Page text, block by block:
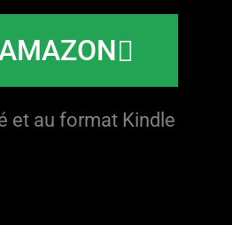
et au format Kindle